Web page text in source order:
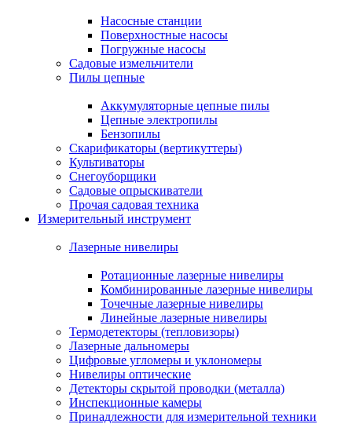
Насосные станции
Поверхностные насосы
Погружные насосы
Садовые измельчители
Пилы цепные
Аккумуляторные цепные пилы
Цепные электропилы
Бензопилы
Скарификаторы (вертикуттеры)
Культиваторы
Снегоуборщики
Садовые опрыскиватели
Прочая садовая техника
Измерительный инструмент
Лазерные нивелиры
Ротационные лазерные нивелиры
Комбинированные лазерные нивелиры
Точечные лазерные нивелиры
Линейные лазерные нивелиры
Термодетекторы (тепловизоры)
Лазерные дальномеры
Цифровые угломеры и уклономеры
Нивелиры оптические
Детекторы скрытой проводки (металла)
Инспекционные камеры
Принадлежности для измерительной техники